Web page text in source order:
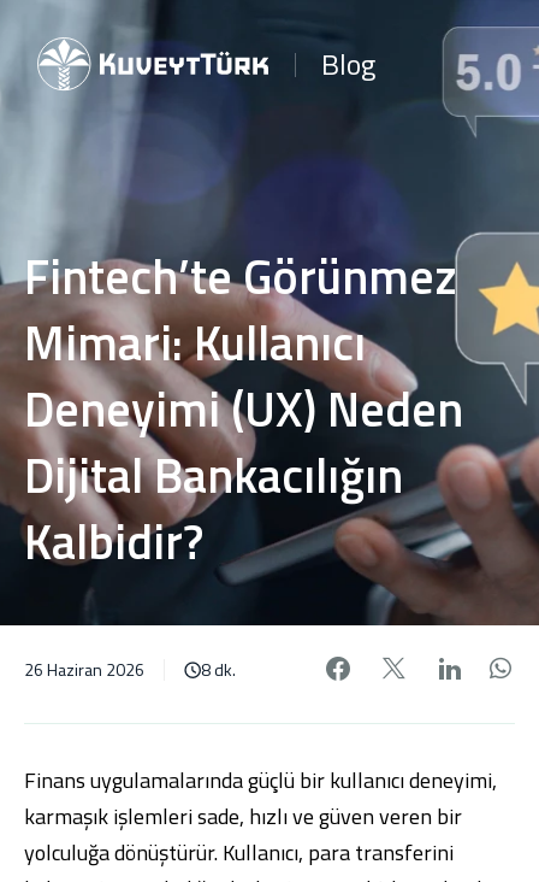
Blog
Fintech’te Görünmez
Mimari: Kullanıcı
Deneyimi (UX) Neden
Dijital Bankacılığın
Kalbidir?
26 Haziran 2026 8 dk. Facebook'da
X'de
Finans uygulamalarında güçlü bir kullanıcı deneyimi,
karmaşık işlemleri sade, hızlı ve güven veren bir
yolculuğa dönüştürür. Kullanıcı, para transferini